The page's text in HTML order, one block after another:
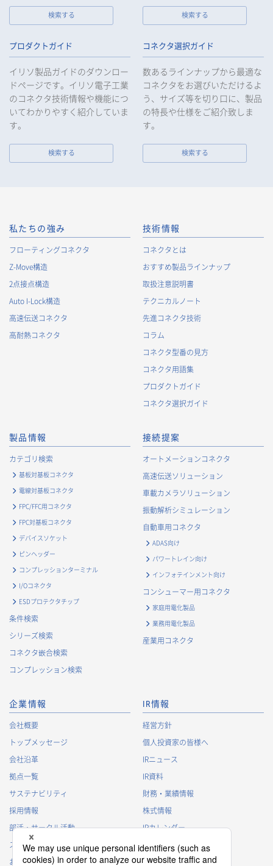
検索する 検索する
プロダクトガイド
イリソ製品ガイドのダウンロー
ドページです。イリソ電子工業
のコネクタ技術情報や機能につ
いてわかりやすく紹介していま
す。
検索する
コネクタ選択ガイド
数あるラインナップから最適な
コネクタをお選びいただけるよ
う、サイズ等を切り口に、製品
の特長や仕様をご紹介致しま
す。
検索する
私たちの強み
フローティングコネクタ
Z-Move構造
2点接点構造
Auto I-Lock構造
高速伝送コネクタ
高耐熱コネクタ
技術情報
コネクタとは
おすすめ製品ラインナップ
取扱注意説明書
テクニカルノート
先進コネクタ技術
コラム
コネクタ型番の見方
コネクタ用語集
プロダクトガイド
コネクタ選択ガイド
製品情報
カテゴリ検索
基板対基板コネクタ
電線対基板コネクタ
FPC/FFC用コネクタ
FPC対基板コネクタ
デバイスソケット
ピンヘッダー
コンプレッションターミナル
I/Oコネクタ
ESDプロテクタチップ
条件検索
シリーズ検索
コネクタ嵌合検索
コンプレッション検索
接続提案
オートメーションコネクタ
高速伝送ソリューション
車載カメラソリューション
振動解析シミュレーション
自動車用コネクタ
ADAS向け
パワートレイン向け
インフォテインメント向け
コンシューマー用コネクタ
家庭用電化製品
業務用電化製品
産業用コネクタ
企業情報
会社概要
トップメッセージ
会社沿革
拠点一覧
サステナビリティ
採用情報
部活・サークル活動
スポンサー活動
お問い合わせ
IR情報
経営方針
個人投資家の皆様へ
IRニュース
IR資料
財務・業績情報
株式情報
IRカレンダー
IRに関するよくあるご質問
IRポリシー